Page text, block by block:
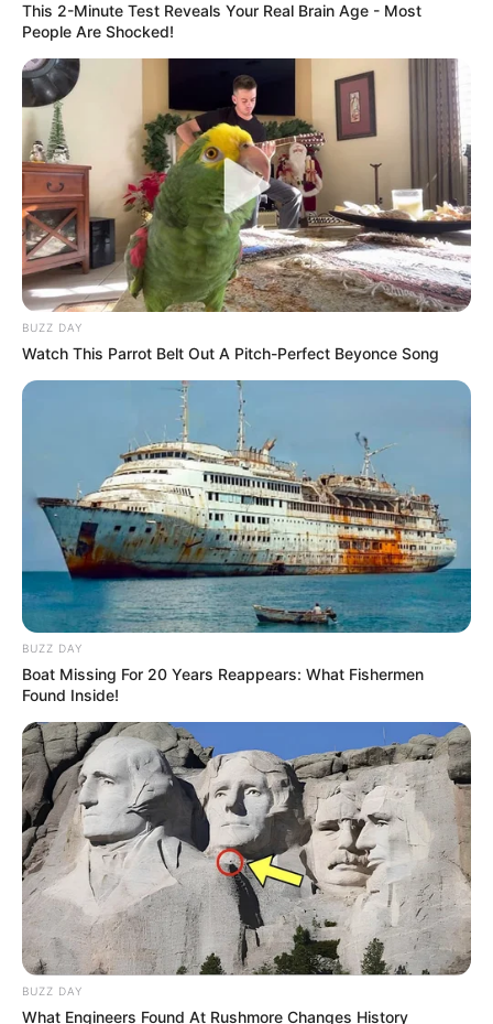
This 2-Minute Test Reveals Your Real Brain Age - Most
People Are Shocked!
BUZZ DAY
Watch This Parrot Belt Out A Pitch-Perfect Beyonce Song
BUZZ DAY
Boat Missing For 20 Years Reappears: What Fishermen
Found Inside!
BUZZ DAY
What Engineers Found At Rushmore Changes History